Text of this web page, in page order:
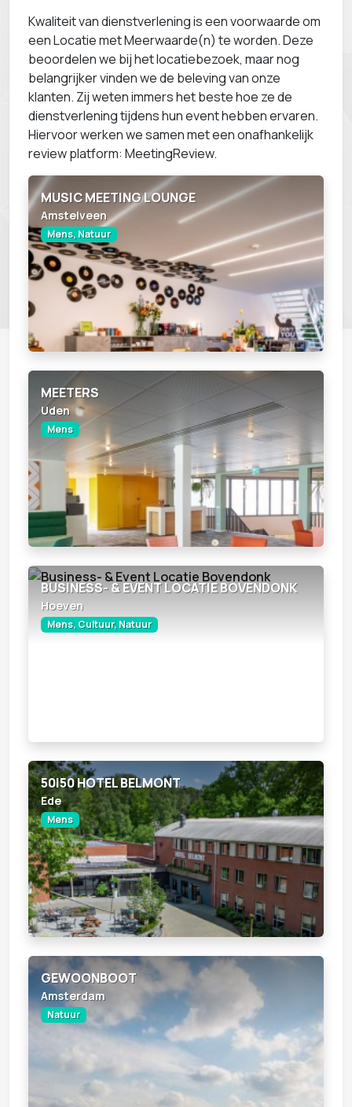
Kwaliteit van dienstverlening is een voorwaarde om
een Locatie met Meerwaarde(n) te worden. Deze
beoordelen we bij het locatiebezoek, maar nog
belangrijker vinden we de beleving van onze
klanten. Zij weten immers het beste hoe ze de
dienstverlening tijdens hun event hebben ervaren.
Hiervoor werken we samen met een onafhankelijk
review platform: MeetingReview.
MUSIC MEETING LOUNGE
Amstelveen
Mens, Natuur
MEETERS
Uden
Mens
BUSINESS- & EVENT LOCATIE BOVENDONK
Hoeven
Mens, Cultuur, Natuur
50|50 HOTEL BELMONT
Ede
Mens
GEWOONBOOT
Amsterdam
Natuur